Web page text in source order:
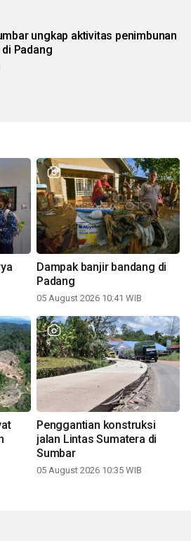
ungkap aktivitas penimbunan
Padang
Dampak banjir bandang di
Padang
05 August 2026 10:41 WIB
Penggantian konstruksi
jalan Lintas Sumatera di
Sumbar
05 August 2026 10:35 WIB